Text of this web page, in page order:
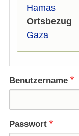
Hamas
Ortsbezug
Gaza
Benutzername
Passwort